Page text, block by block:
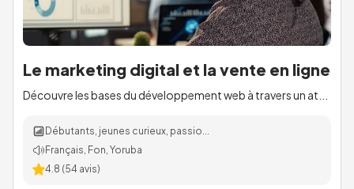
Le marketing digital et la vente en ligne
Découvre les bases du développement web à travers un at...
Débutants, jeunes curieux, passio...
Français, Fon, Yoruba
4.8 (54 avis)